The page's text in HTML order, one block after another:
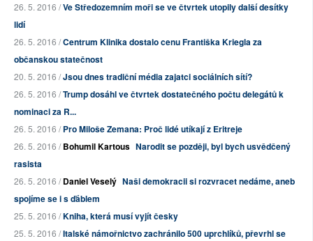
26. 5. 2016 /Ve Středozemním moři se ve čtvrtek utopily další desítky
lidí
26. 5. 2016 /Centrum Klinika dostalo cenu Františka Kriegla za
občanskou statečnost
20. 5. 2016 /Jsou dnes tradiční média zajatci sociálních sítí?
26. 5. 2016 /Trump dosáhl ve čtvrtek dostatečného počtu delegátů k
nominaci za R...
26. 5. 2016 /Pro Miloše Zemana: Proč lidé utíkají z Eritreje
26. 5. 2016 /Bohumil Kartous Narodit se později, byl bych usvědčený
rasista
26. 5. 2016 /Daniel Veselý Naši demokracii si rozvracet nedáme, aneb
spojíme se i s ďáblem
25. 5. 2016 /Kniha, která musí vyjít česky
25. 5. 2016 /Italské námořnictvo zachránilo 500 uprchlíků, převrhl se